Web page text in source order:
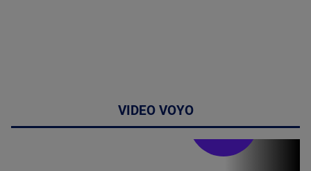
VIDEO VOYO